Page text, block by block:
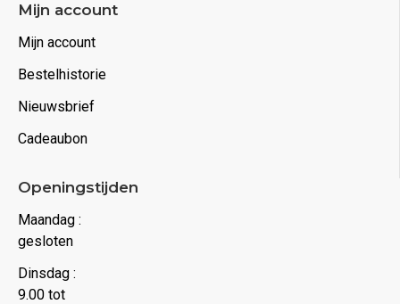
Mijn account
Mijn account
Bestelhistorie
Nieuwsbrief
Cadeaubon
Openingstijden
Maandag :
gesloten
Dinsdag :
9.00 tot